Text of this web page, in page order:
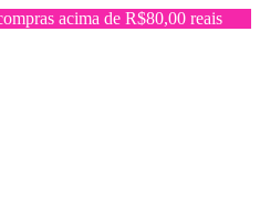
acima de R$80,00 reais